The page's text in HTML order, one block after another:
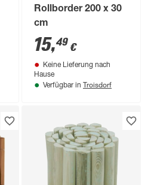
Rollborder 200 x 30
cm
15,49 €
Keine Lieferung nach
Hause
Verfügbar in Troisdorf